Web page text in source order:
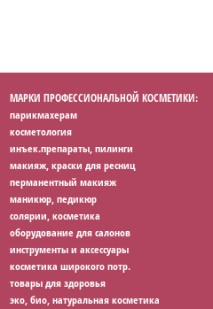
МАРКИ ПРОФЕССИОНАЛЬНОЙ КОСМЕТИКИ:
парикмахерам
косметология
инъек.препараты, пилинги
макияж, краски для ресниц
перманентный макияж
маникюр, педикюр
солярии, косметика
оборудование для салонов
инструменты и аксессуары
косметика широкого потр.
товары для здоровья
эко, био, натуральная косметика